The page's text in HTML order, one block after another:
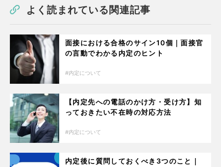
よく読まれている関連記事
面接における合格のサイン10個｜面接官
の言動でわかる内定のヒント
内定について
【内定先への電話のかけ方・受け方】知
っておきたい不在時の対応方法
内定について
内定後に質問しておくべき3つのこと｜